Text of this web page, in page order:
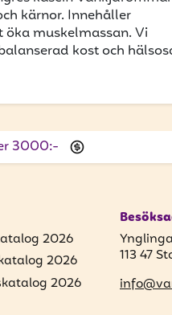
kärnor. Innehåller
muskelmassan. Vi
kost och
3000:-
2026
2026
2026
113 47